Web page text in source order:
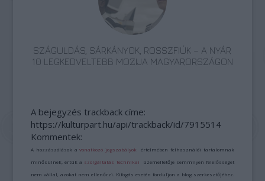
SZÁGULDÁS, SÁRKÁNYOK, ROSSZFIÚK – A NYÁR
10 LEGKEDVELTEBB MOZIJA MAGYARORSZÁGON
A bejegyzés trackback címe:
https://kulturpart.hu/api/trackback/id/7915514
Kommentek:
A hozzászólások avonatkozó jogszabályok értelmében felhasználói tartalomnak
minősülnek, értük a szolgáltatás technikai üzemeltetője semmilyen felelősséget
nem vállal, azokat nem ellenőrzi. Kifogás esetén forduljon a blog szerkesztőjéhez.